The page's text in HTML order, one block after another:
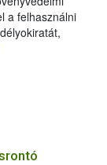
a felhasználni